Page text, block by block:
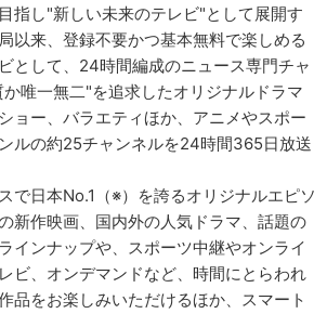
指し"新しい未来のテレビ"として展開す
以来、登録不要かつ基本無料で楽しめる
として、24時間編成のニュース専門チャ
唯一無二"を追求したオリジナルドラマ
ョー、バラエティほか、アニメやスポー
ルの約25チャンネルを24時間365日放送
で日本No.1（※）を誇るオリジナルエピソ
新作映画、国内外の人気ドラマ、話題の
インナップや、スポーツ中継やオンライ
ビ、オンデマンドなど、時間にとらわれ
品をお楽しみいただけるほか、スマート